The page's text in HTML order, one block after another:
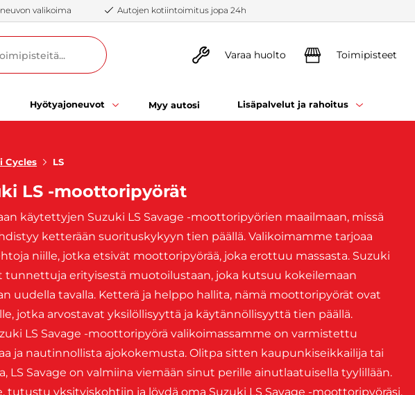
valikoima Autojen kotiintoimitus jopa 24h
Varaa huolto Toimipisteet
Hyötyajoneuvot Myy autosi Lisäpalvelut ja rahoitus
Cycles LS
LS -moottoripyörät
käytettyjen Suzuki LS Savage -moottoripyörien maailmaan, missä
ketterään suorituskykyyn tien päällä. Valikoimamme tarjoaa
niille, jotka etsivät moottoripyörää, joka erottuu massasta. Suzuki
tunnettuja erityisestä muotoilustaan, joka kutsuu kokeilemaan
uudella tavalla. Ketterä ja helppo hallita, nämä moottoripyörät ovat
jotka arvostavat yksilöllisyyttä ja käytännöllisyyttä tien päällä.
LS Savage -moottoripyörä valikoimassamme on varmistettu
ja nautinnollista ajokokemusta. Olitpa sitten kaupunkiseikkailija tai
LS Savage on valmiina viemään sinut perille ainutlaatuisella tyylillään.
tutustu yksityiskohtiin ja löydä oma Suzuki LS Savage -moottoripyöräsi,